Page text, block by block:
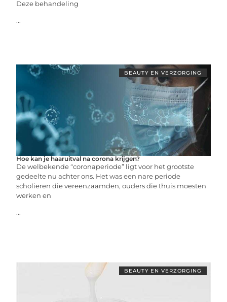
Deze behandeling
...
BEAUTY EN VERZORGING
Hoe kan je haaruitval na corona krijgen?
De welbekende “coronaperiode” ligt voor het grootste
gedeelte nu achter ons. Het was een nare periode
scholieren die vereenzaamden, ouders die thuis moesten
werken en
...
BEAUTY EN VERZORGING